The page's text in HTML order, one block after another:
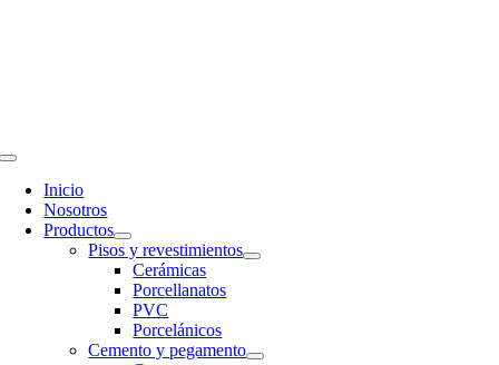
Toggle
Navigation
Inicio
Nosotros
Productos
Pisos y revestimientos
Cerámicas
Porcellanatos
PVC
Porcelánicos
Cemento y pegamento